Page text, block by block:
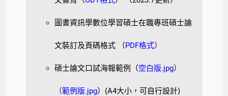
圖書資訊學數位學習碩士在職專班碩士論
文裝訂及頁碼格式 （PDF格式）
碩士論文口試海報範例（空白版.jpg）
（範例版.jpg）(A4大小，可自行設計)